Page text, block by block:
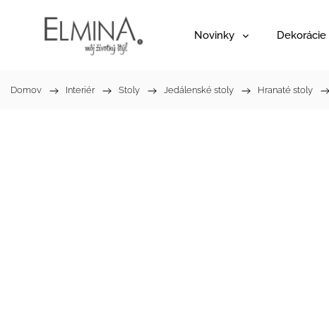
Novinky Dekorácie
Domov / Interiér / Stoly / Jedálenské stoly / Hranaté stoly /